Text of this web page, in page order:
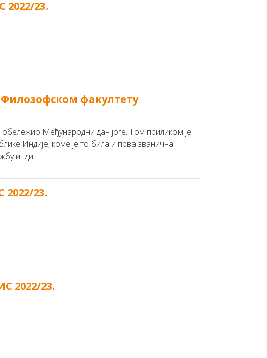
23.
факултету
обележио Међународни дан јоге. Том приликом је
Индије, коме је то била и прва званична
инди...
23.
2022/23.